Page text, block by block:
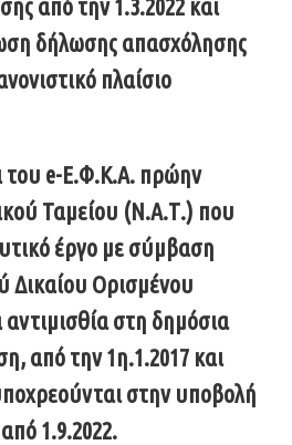
από την 1.3.2022 και
δήλωσης απασχόλησης
πλαίσιο
του e-Ε.Φ.Κ.Α. πρώην
Ταμείου (Ν.Α.Τ.) που
έργο με σύμβαση
Δικαίου Ορισμένου
στη δημόσια
από την 1η.1.2017 και
στην υποβολή
1.9.2022.